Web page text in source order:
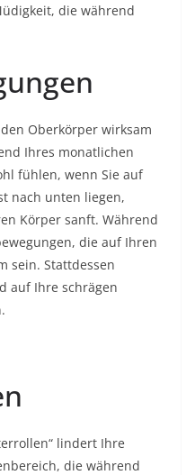
die während
Oberkörper wirksam
Ihres monatlichen
fühlen, wenn Sie auf
nach unten liegen,
Körper sanft. Während
die auf Ihren
sein. Stattdessen
auf Ihre schrägen
lindert Ihre
die während